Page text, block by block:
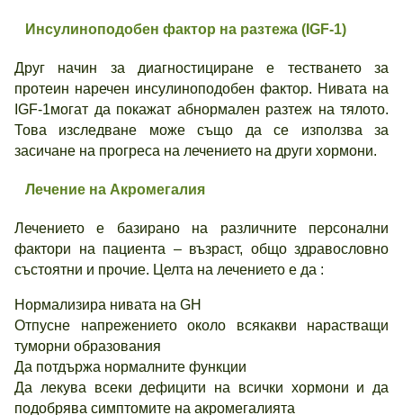
Инсулиноподобен фактор на разтежа ( IGF-1)
Друг начин за диагностициране е тестването за
протеин наречен инсулиноподобен фактор. Нивата на
IGF-1могат да покажат абнормален разтеж на тялото.
Това изследване може също да се използва за
засичане на прогреса на лечението на други хормони.
Лечение на Акромегалия
Лечението е базирано на различните персонални
фактори на пациента – възраст, общо здравословно
състоятни и прочие. Целта на лечението е да :
Нормализира нивата на GH
Отпусне напрежението около всякакви нарастващи
туморни образования
Да потдържа нормалните функции
Да лекува всеки дефицити на всички хормони и да
подобрява симптомите на акромегалията